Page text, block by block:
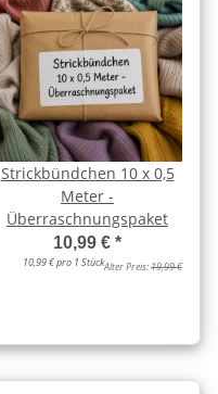
Strickbündchen 10 x 0,5
Meter -
Überraschnungspaket
10,99 € *
10,99 € pro 1 StückAlter Preis:19,99 €